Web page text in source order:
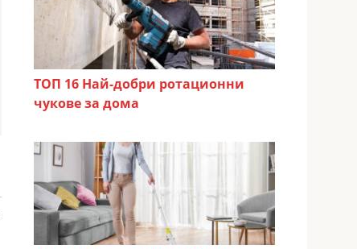
ТОП 16 Най-добри ротационни
чукове за дома